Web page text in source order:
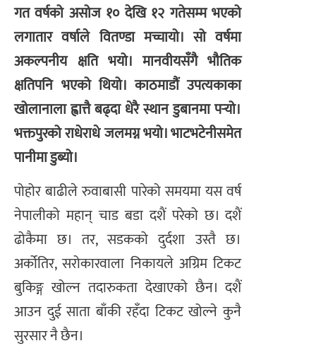
गत वर्षको असोज १० देखि १२ गतेसम्म भएको
लगातार वर्षाले वितण्डा मच्चायो। सो वर्षमा
अकल्पनीय क्षति भयो। मानवीयसँगै भौतिक
क्षतिपनि भएको थियो। काठमाडौं उपत्यकाका
खोलानाला ह्वात्तै बढ्दा धेरै स्थान डुबानमा पर्‍यो।
भक्तपुरको राधेराधे जलमग्न भयो। भाटभटेनीसमेत
पानीमा डुब्यो।
पोहोर बाढीले रुवाबासी पारेको समयमा यस वर्ष
नेपालीको महान् चाड बडा दशैं परेको छ। दशैं
ढोकैमा छ। तर, सडकको दुर्दशा उस्तै छ।
अर्कोतिर, सरोकारवाला निकायले अग्रिम टिकट
बुकिङ्ग खोल्न तदारुकता देखाएको छैन। दशैं
आउन दुई साता बाँकी रहँदा टिकट खोल्ने कुनै
सुरसार नै छैन।